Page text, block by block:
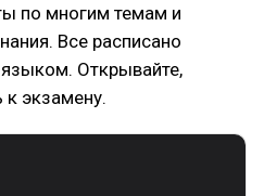
по многим темам и
Все расписано
Открывайте,
к экзамену.